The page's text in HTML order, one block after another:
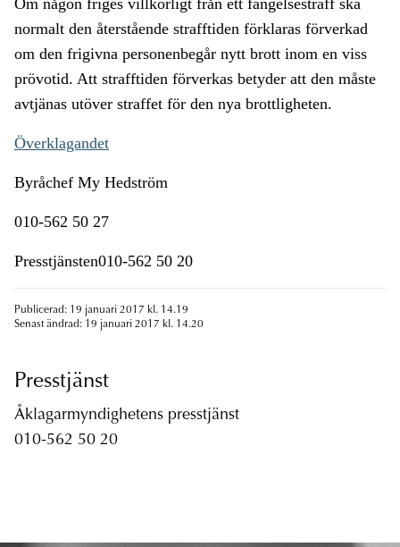
Om någon friges villkorligt från ett fängelsestraff ska
normalt den återstående strafftiden förklaras förverkad
om den frigivna personenbegår nytt brott inom en viss
prövotid. Att strafftiden förverkas betyder att den måste
avtjänas utöver straffet för den nya brottligheten.
Överklagandet
Byråchef My Hedström
010-562 50 27
Presstjänsten010-562 50 20
Publicerad: 19 januari 2017 kl. 14.19
Senast ändrad: 19 januari 2017 kl. 14.20
Presstjänst
Åklagarmyndighetens presstjänst
010-562 50 20